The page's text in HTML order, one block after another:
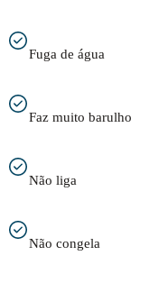
Fuga de água
Faz muito barulho
Não liga
Não congela